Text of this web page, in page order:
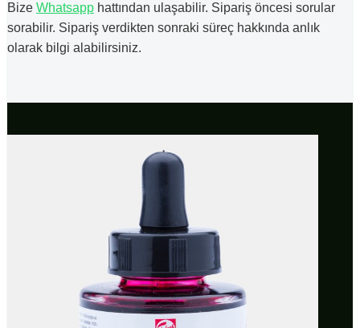
Bize Whatsapp hattından ulaşabilir. Sipariş öncesi sorular
sorabilir. Sipariş verdikten sonraki süreç hakkında anlık
olarak bilgi alabilirsiniz.